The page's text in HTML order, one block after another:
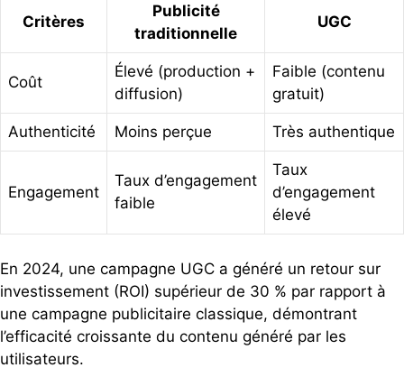
Critères
Publicité
traditionnelle
UGC
Coût
Élevé (production +
diffusion)
Faible (contenu
gratuit)
Authenticité Moins perçue Très authentique
Engagement
Taux d’engagement
faible
Taux
d’engagement
élevé
En 2024, une campagne UGC a généré un retour sur
investissement (ROI) supérieur de 30 % par rapport à
une campagne publicitaire classique, démontrant
l’efficacité croissante du contenu généré par les
utilisateurs.